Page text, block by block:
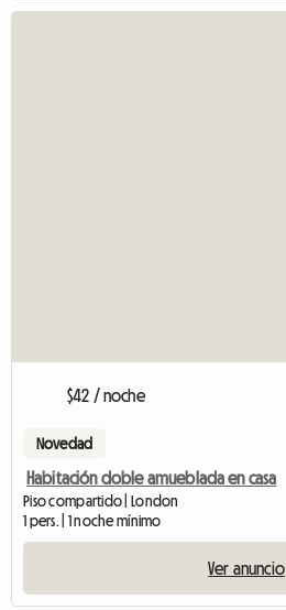
$42 / noche
Novedad
Habitación doble amueblada en casa
Piso compartido | London
1 pers. | 1 noche mínimo
Ver anuncio